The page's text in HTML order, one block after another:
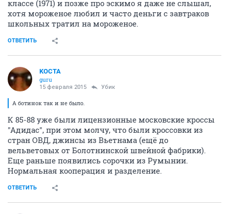
классе (1971) и позже про эскимо я даже не слышал,
хотя мороженое любил и часто деньги с завтраков
школьных тратил на мороженое.
ОТВЕТИТЬ
KOCTA
guru
15 февраля 2015 Убик
А ботинок так и не было.
К 85-88 уже были лицензионные московские кроссы
"Адидас", при этом молчу, что были кроссовки из
стран ОВД, джинсы из Вьетнама (ещё до
вельветовых от Болотнинской швейной фабрики).
Еще раньше появились сорочки из Румынии.
Нормальная кооперация и разделение.
ОТВЕТИТЬ